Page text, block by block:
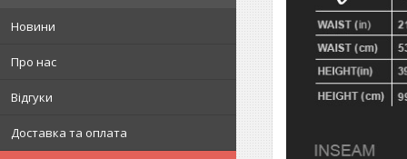
Новини
Про нас
Відгуки
Доставка та оплата